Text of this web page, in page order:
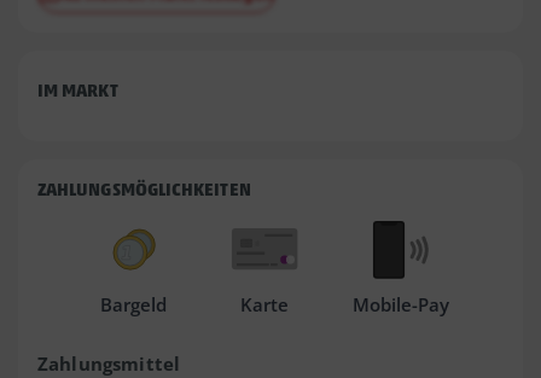
IM MARKT
ZAHLUNGSMÖGLICHKEITEN
Bargeld Karte Mobile-Pay
Zahlungsmittel